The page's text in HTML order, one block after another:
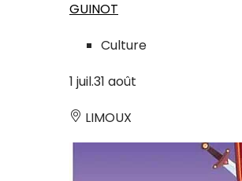
GUINOT
Culture
1 juil.31 août
LIMOUX